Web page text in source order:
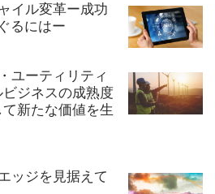
イル変革ー成功
るにはー
ユーティリティ
ジネスの成熟度
新たな価値を生
ッジを見据えて